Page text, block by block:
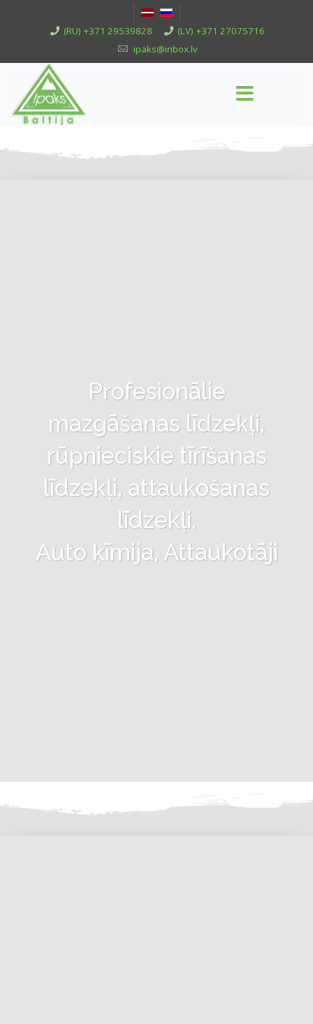
(RU) +371 29539828
(LV) +371 27075716
ipaks@inbox.lv
Profesionālie
mazgāšanas līdzekļi,
rūpnieciskie tīrīšanas
līdzekļi, attaukošanas
līdzekļi,
Auto ķīmija, Attaukotāji